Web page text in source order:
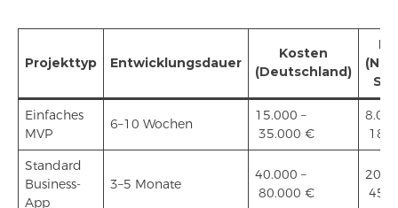
Projekttyp Entwicklungsdauer
Kosten
(Deutschland)
Einfaches
MVP
6–10 Wochen
15.000 –
35.000 €
Standard
Business-
App
3–5 Monate
40.000 –
80.000 €